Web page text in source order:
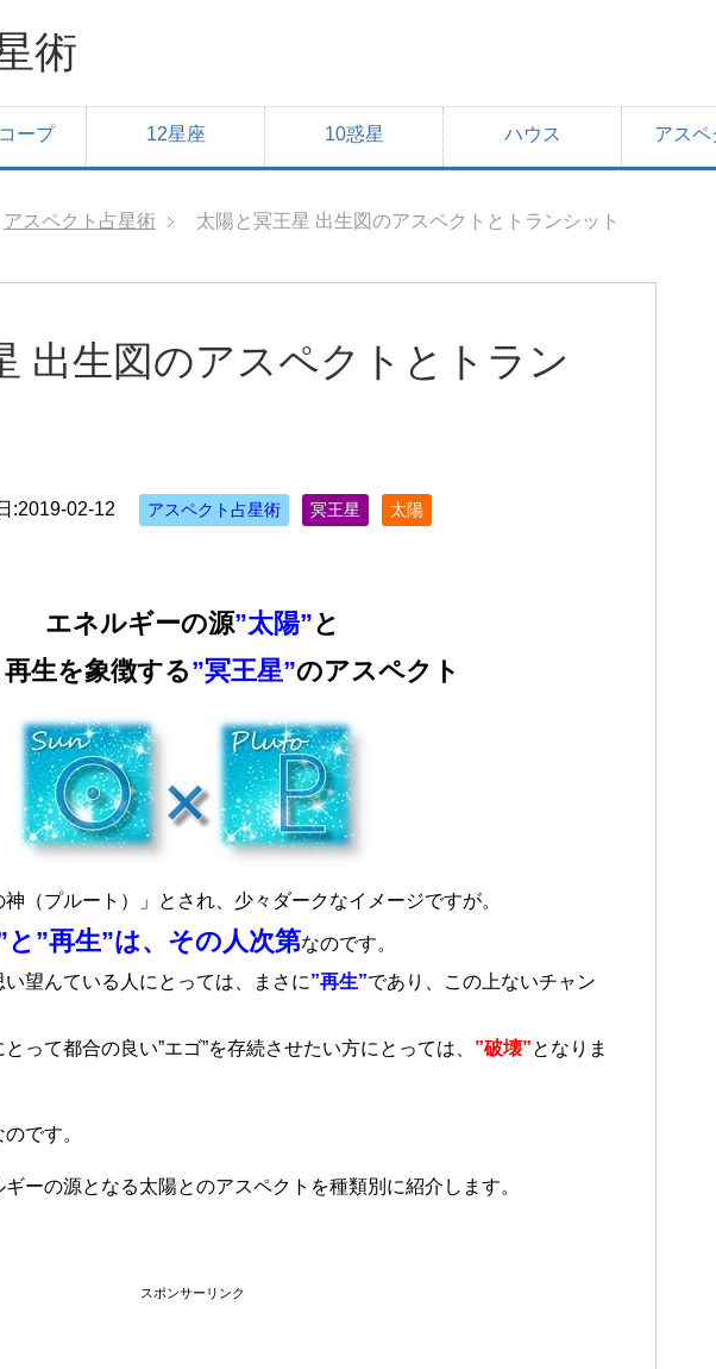
術
ープ 12星座 10惑星 ハウス アスペ
アスペクト占星術 太陽と冥王星 出生図のアスペクトとトランシット
出生図のアスペクトとトラン
:2019-02-12 アスペクト占星術 冥王星 太陽
エネルギーの源”太陽”と
生を象徴する”冥王星”のアスペクト
（プルート）」とされ、少々ダークなイメージですが。
と”再生”は、その人次第なのです。
望んている人にとっては、まさに”再生”であり、この上ないチャン
って都合の良い”エゴ”を存続させたい方にとっては、 ”破壊”となりま
です。
ーの源となる太陽とのアスペクトを種類別に紹介します。
スポンサーリンク